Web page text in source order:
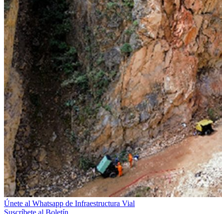
Únete al Whatsapp de Infraestructura Vial
Suscríbete al Boletín